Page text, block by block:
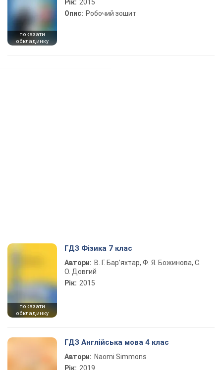
показати
обкладинку
Рік: 2015
Опис: Робочий зошит
показати
обкладинку
ГДЗ Фізика 7 клас
Автори: В. Г. Бар’яхтар, Ф. Я. Божинова, С.
О. Довгий
Рік: 2015
ГДЗ Англійська мова 4 клас
Автори: Naomi Simmons
Рік: 2019